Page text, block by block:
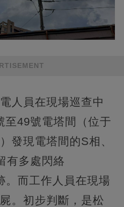
人員在現場巡查中
至49號電塔間（位于
發現電塔間的S相、
有多處閃絡
。而工作人員在現場
。初步判斷，是松